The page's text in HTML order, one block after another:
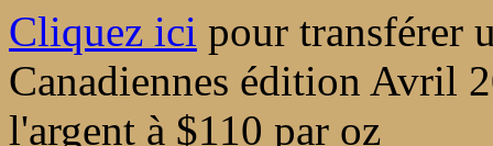
Cliquez ici pour transférer
Canadiennes édition Avril
l'argent à $110 par oz